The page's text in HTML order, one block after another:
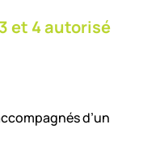
et 4 autorisé
d’un